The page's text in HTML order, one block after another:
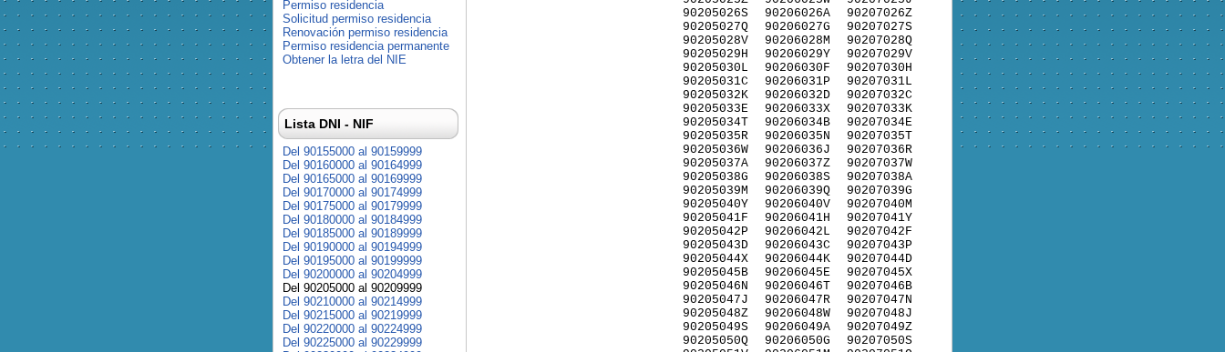
90205026S
90205027Q
90205028V
90205029H
90205030L
90205031C
90205032K
90205033E
90205034T
90205035R
90205036W
90205037A
90205038G
90205039M
90205040Y
90205041F
90205042P
90205043D
90205044X
90205045B
90205046N
90205047J
90205048Z
90205049S
90205050Q
90206026A
90206027G
90206028M
90206029Y
90206030F
90206031P
90206032D
90206033X
90206034B
90206035N
90206036J
90206037Z
90206038S
90206039Q
90206040V
90206041H
90206042L
90206043C
90206044K
90206045E
90206046T
90206047R
90206048W
90206049A
90206050G
90207026Z
90207027S
90207028Q
90207029V
90207030H
90207031L
90207032C
90207033K
90207034E
90207035T
90207036R
90207037W
90207038A
90207039G
90207040M
90207041Y
90207042F
90207043P
90207044D
90207045X
90207046B
90207047N
90207048J
90207049Z
90207050S
Permiso residencia
Solicitud permiso residencia
Renovación permiso residencia
Permiso residencia permanente
Obtener la letra del NIE
Lista DNI - NIF
Del 90155000 al 90159999
Del 90160000 al 90164999
Del 90165000 al 90169999
Del 90170000 al 90174999
Del 90175000 al 90179999
Del 90180000 al 90184999
Del 90185000 al 90189999
Del 90190000 al 90194999
Del 90195000 al 90199999
Del 90200000 al 90204999
Del 90205000 al 90209999
Del 90210000 al 90214999
Del 90215000 al 90219999
Del 90220000 al 90224999
Del 90225000 al 90229999